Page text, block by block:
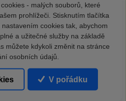
- malých souborů, které
prohlížeči. Stisknutím tlačítka
nastavením cookies tak, abychom
a užitečné služby na základě
můžete kdykoli změnit na stránce
osobních údajů.
V pořádku